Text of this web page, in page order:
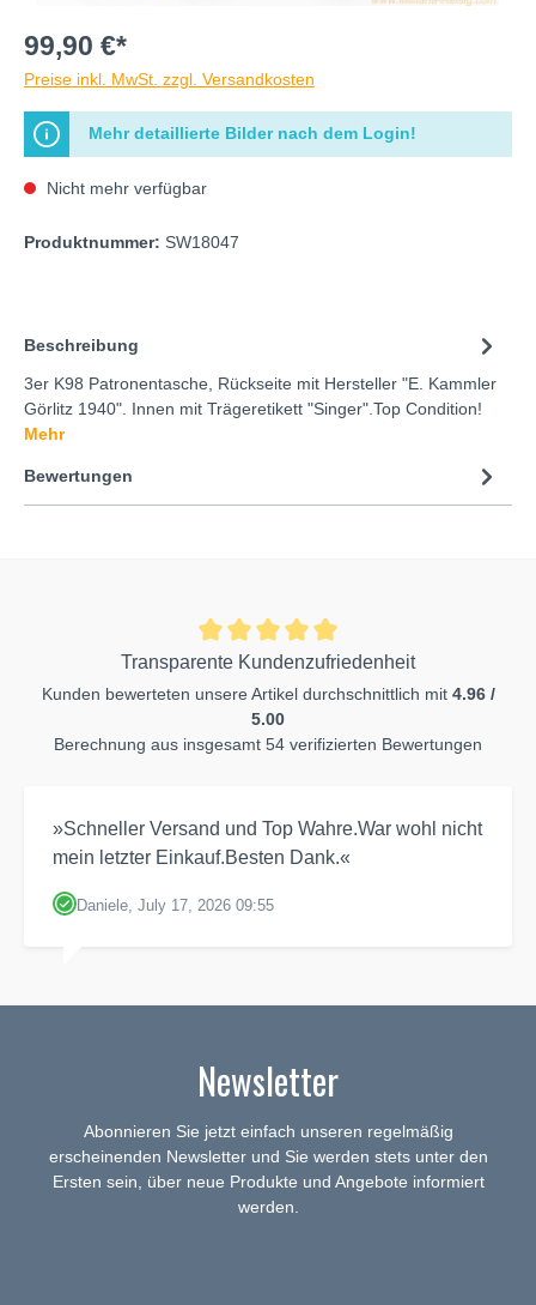
99,90 €*
Preise inkl. MwSt. zzgl. Versandkosten
Mehr detaillierte Bilder nach dem Login!
Nicht mehr verfügbar
Produktnummer: SW18047
Beschreibung
3er K98 Patronentasche, Rückseite mit Hersteller "E. Kammler
Görlitz 1940". Innen mit Trägeretikett "Singer".Top Condition!
Mehr
Bewertungen
Transparente Kundenzufriedenheit
Kunden bewerteten unsere Artikel durchschnittlich mit 4.96 /
5.00
Berechnung aus insgesamt 54 verifizierten Bewertungen
»Schneller Versand und Top Wahre.War wohl nicht
mein letzter Einkauf.Besten Dank.«
Daniele, July 17, 2026 09:55
Newsletter
Abonnieren Sie jetzt einfach unseren regelmäßig
erscheinenden Newsletter und Sie werden stets unter den
Ersten sein, über neue Produkte und Angebote informiert
werden.